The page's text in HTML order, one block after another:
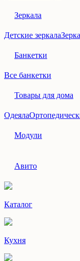
Зеркала
Детские зеркала
Банкетки
Все банкетки
Товары для дома
Одеяла
Модули
Авито
Каталог
Кухня